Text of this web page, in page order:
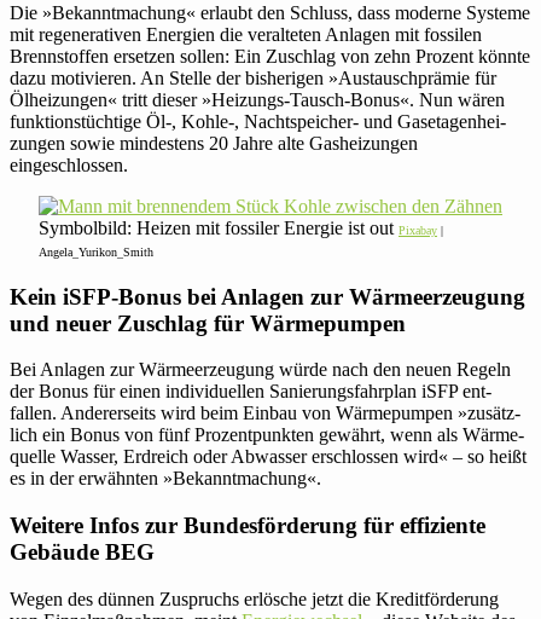
Die »Bekannt­ma­chung« erlaubt den Schluss, dass moderne Systeme
mit rege­ne­ra­tiven Ener­gien die ver­al­teten Anlagen mit fos­silen
Brenn­stoffen ersetzen sollen: Ein Zuschlag von zehn Prozent könnte
dazu moti­vieren. An Stelle der bis­he­rigen »Aus­tausch­prämie für
Ölhei­zungen« tritt dieser »Hei­zungs-Tausch-Bonus«. Nun wären
funk­ti­ons­tüch­tige Öl‑, Kohle‑, Nacht­spei­cher- und Gas­eta­gen­hei­
zungen sowie min­des­tens 20 Jahre alte Gas­hei­zungen
eingeschlossen.
Sym­bol­bild: Heizen mit fos­siler Energie ist out Pixabay |
Angela_Yurikon_Smith
Kein iSFP-Bonus bei Anlagen zur Wär­me­er­zeu­gung
und neuer Zuschlag für Wärmepumpen
Bei Anlagen zur Wär­me­er­zeu­gung würde nach den neuen Regeln
der Bonus für einen indi­vi­du­ellen Sanie­rungs­fahr­plan iSFP ent­
fallen. Ande­rer­seits wird beim Einbau von Wär­me­pumpen »zusätz­
lich ein Bonus von fünf Pro­zent­punkten gewährt, wenn als Wär­me­
quelle Wasser, Erd­reich oder Abwasser erschlossen wird« – so heißt
es in der erwähnten »Bekannt­ma­chung«.
Weitere Infos zur Bun­des­för­de­rung für effi­zi­ente
Gebäude BEG
Wegen des dünnen Zuspruchs erlö­sche jetzt die Kre­dit­för­de­rung